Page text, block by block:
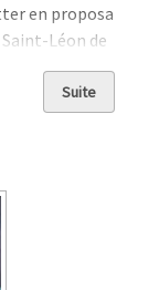
en proposa
Léon de
Suite